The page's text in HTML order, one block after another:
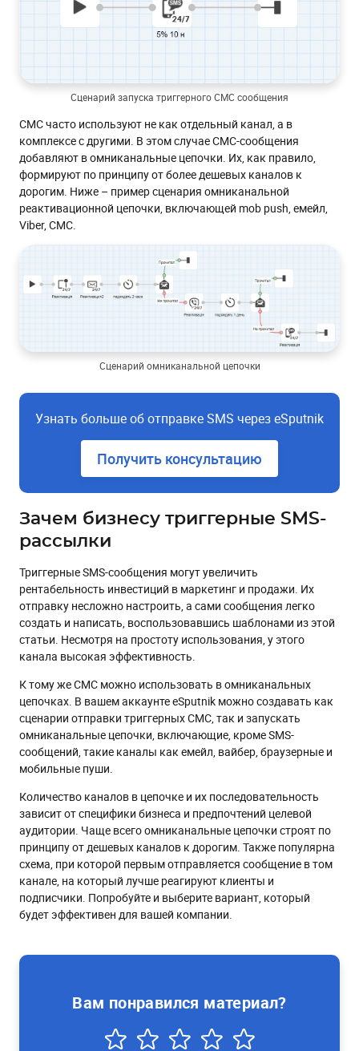
Сценарий запуска триггерного СМС сообщения
СМС часто используют не как отдельный канал, а в
комплексе с другими. В этом случае СМС-сообщения
добавляют в омниканальные цепочки. Их, как правило,
формируют по принципу от более дешевых каналов к
дорогим. Ниже – пример сценария омниканальной
реактивационной цепочки, включающей mob push, емейл,
Viber, СМС.
Сценарий омниканальной цепочки
Узнать больше об отправке SMS через eSputnik
Получить консультацию
Зачем бизнесу триггерные SMS-
рассылки
Триггерные SMS-сообщения могут увеличить
рентабельность инвестиций в маркетинг и продажи. Их
отправку несложно настроить, а сами сообщения легко
создать и написать, воспользовавшись шаблонами из этой
статьи. Несмотря на простоту использования, у этого
канала высокая эффективность.
К тому же СМС можно использовать в омниканальных
цепочках. В вашем аккаунте eSputnik можно создавать как
сценарии отправки триггерных СМС, так и запускать
омниканальные цепочки, включающие, кроме SMS-
сообщений, такие каналы как емейл, вайбер, браузерные и
мобильные пуши.
Количество каналов в цепочке и их последовательность
зависит от специфики бизнеса и предпочтений целевой
аудитории. Чаще всего омниканальные цепочки строят по
принципу от дешевых каналов к дорогим. Также популярна
схема, при которой первым отправляется сообщение в том
канале, на который лучше реагируют клиенты и
подписчики. Попробуйте и выберите вариант, который
будет эффективен для вашей компании.
Вам понравился материал?